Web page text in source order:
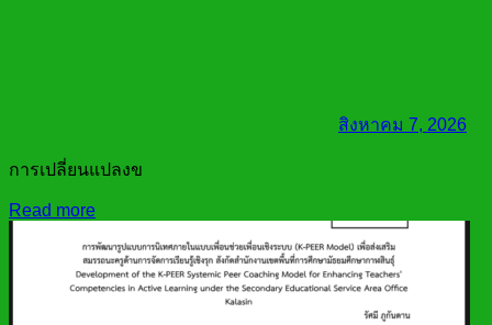
สิงหาคม 7, 2026
การเปลี่ยนแปลงข
Read more